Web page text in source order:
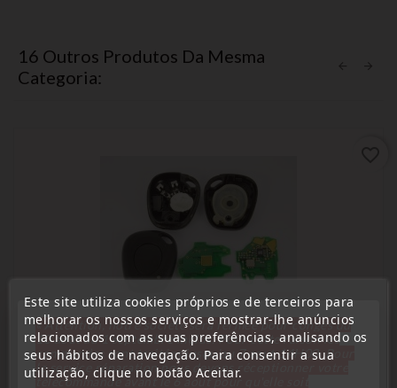
16 Outros Produtos Da Mesma
Categoria:
Este site utiliza cookies próprios e de terceiros para
melhorar os nossos serviços e mostrar-lhe anúncios
relacionados com as suas preferências, analisando os
seus hábitos de navegação. Para consentir a sua
utilização, clique no botão Aceitar.
« Attention, notre société sera fermée pour congés du
10 aout au 1 septembre inclus. Pour cette raison les
commandes sont traitées jusqu'au 7 aout 14H00. Pour
le service réparation nous devons réceptionner votre
télécommande avant le 6 aout pour qu'elle soit